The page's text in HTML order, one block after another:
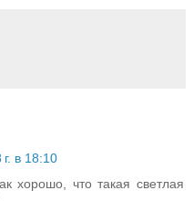
в 18:10
хорошо, что такая светлая